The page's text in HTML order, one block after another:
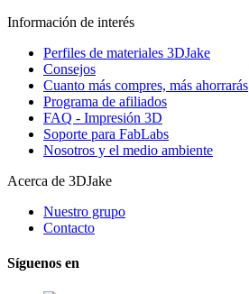
Información de interés
Perfiles de materiales 3DJake
Consejos
Cuanto más compres, más ahorrarás
Programa de afiliados
FAQ - Impresión 3D
Soporte para FabLabs
Nosotros y el medio ambiente
Acerca de 3DJake
Nuestro grupo
Contacto
Síguenos en